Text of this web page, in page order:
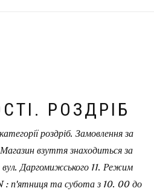
РОЗДРІБ
роздріб. Замовлення за
взуття знаходиться за
Даргомижського 11. Режим
: п'ятниця та субота з 10. 00 до